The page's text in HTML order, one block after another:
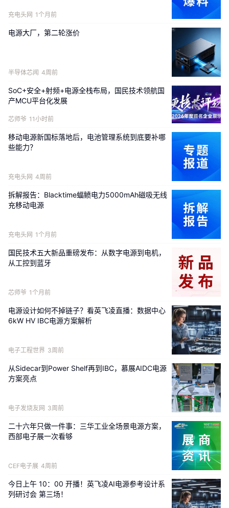
喜欢我们的内容就点 “在看”分享给小伙伴哦~
充电头网 1个月前
电源大厂，第二轮涨价
半导体芯闻 4周前
SoC+安全+射频+电源全栈布局，国民技术领航国
产MCU平台化发展
芯师爷 11小时前
移动电源新国标落地后，电池管理系统到底要补哪
些能力？
充电头网 4周前
拆解报告：Blacktime蝠鲼电力5000mAh磁吸无线
充移动电源
充电头网 1个月前
国民技术五大新品重磅发布：从数字电源到电机，
从工控到蓝牙
芯师爷 1个月前
电源设计如何不掉链子？看英飞凌直播：数据中心
6kW HV IBC电源方案解析
电子工程世界 3周前
从Sidecar到Power Shelf再到IBC，慕展AIDC电源
方案亮点
电子发烧友网 3周前
二十六年只做一件事：三华工业全场景电源方案，
西部电子展一次看够
CEF电子展 4周前
今日上午 10：00 开播！英飞凌AI电源参考设计系
列研讨会 第三场！